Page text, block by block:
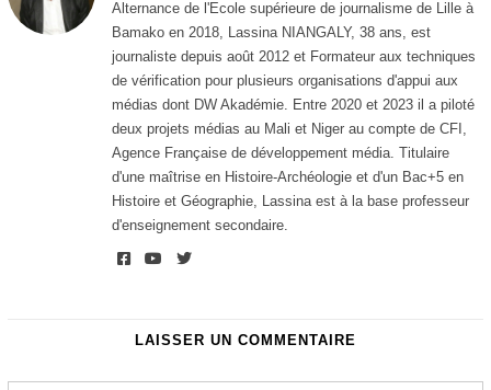
b
r
e
2
0
2
0
Alternance de l'Ecole supérieure de journalisme de Lille à
Bamako en 2018, Lassina NIANGALY, 38 ans, est
journaliste depuis août 2012 et Formateur aux techniques
de vérification pour plusieurs organisations d'appui aux
médias dont DW Akadémie. Entre 2020 et 2023 il a piloté
deux projets médias au Mali et Niger au compte de CFI,
Agence Française de développement média. Titulaire
d'une maîtrise en Histoire-Archéologie et d'un Bac+5 en
Histoire et Géographie, Lassina est à la base professeur
d'enseignement secondaire.
LAISSER UN COMMENTAIRE